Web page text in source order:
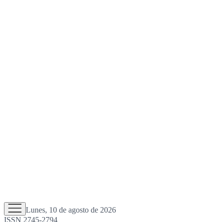
Lunes, 10 de agosto de 2026
ISSN 2745-2794